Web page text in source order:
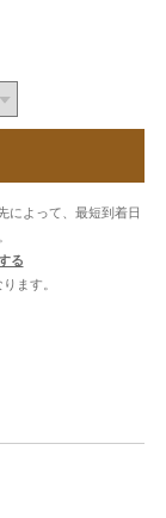
によって、最短到着日
る
ます。